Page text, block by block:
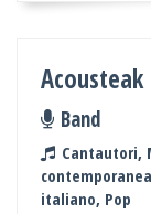
Acousteak
Band
Cantautori,
italiano, Pop